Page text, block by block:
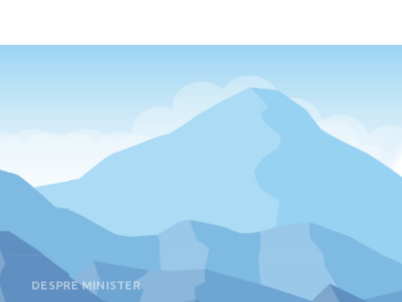
DESPRE MINISTER